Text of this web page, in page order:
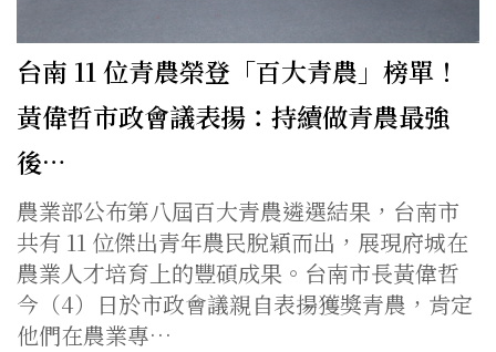
台南 11 位青農榮登「百大青農」榜單！
黃偉哲市政會議表揚：持續做青農最強
後…
農業部公布第八屆百大青農遴選結果，台南市
共有 11 位傑出青年農民脫穎而出，展現府城在
農業人才培育上的豐碩成果。台南市長黃偉哲
今（4）日於市政會議親自表揚獲獎青農，肯定
他們在農業專…